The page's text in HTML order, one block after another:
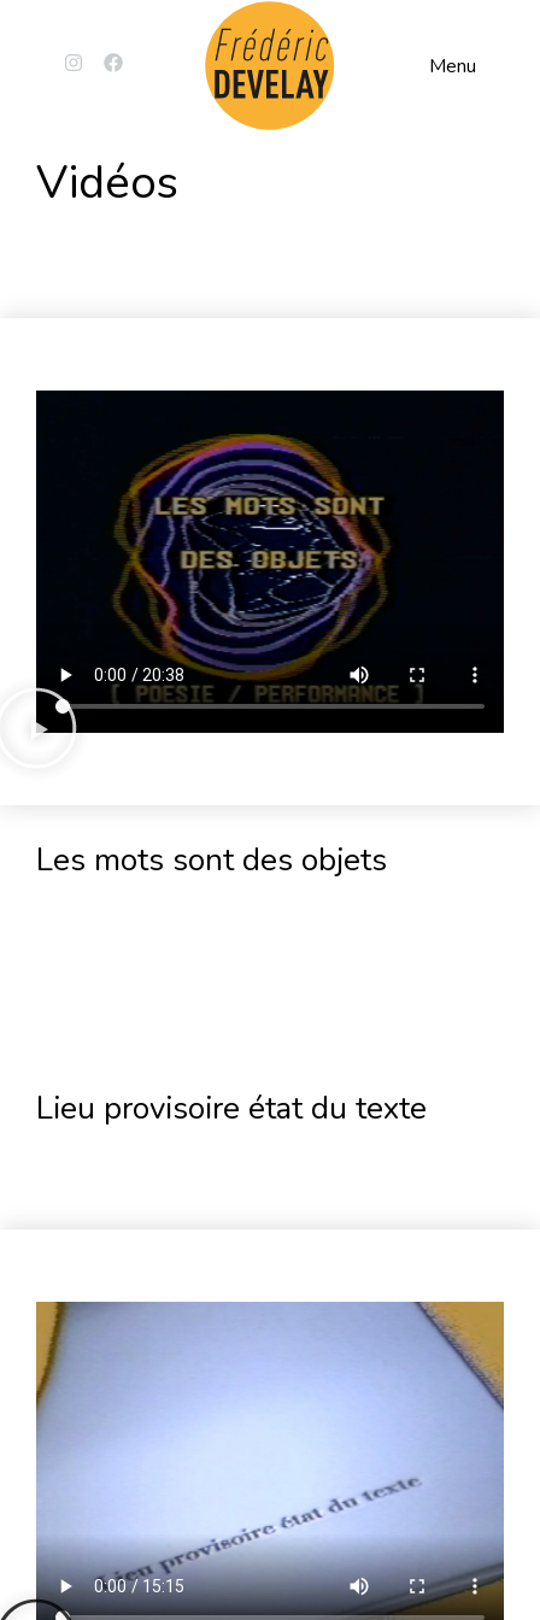
Menu
Vidéos
Les mots sont des objets
Lieu provisoire état du texte